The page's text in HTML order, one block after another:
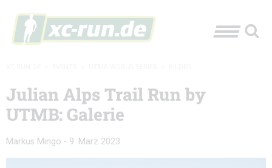
Julian Alps Trail Run by
UTMB: Galerie
Markus Mingo - 9. März 2023